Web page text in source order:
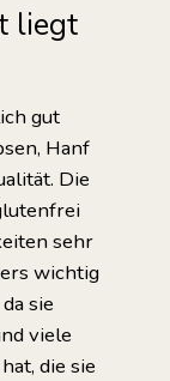
liegt
gut
Hanf
Die
sehr
wichtig
sie
viele
die sie